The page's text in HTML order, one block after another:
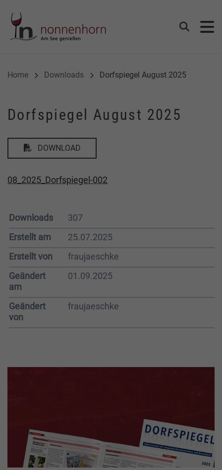
Suchen
Home Downloads Dorfspiegel August 2025
Dorfspiegel August 2025
DOWNLOAD
08_2025_Dorfspiegel-002
Downloads
307
Erstellt am
25.07.2025
Erstellt von
fraujaeschke
Geändert
am
01.09.2025
Geändert
von
fraujaeschke